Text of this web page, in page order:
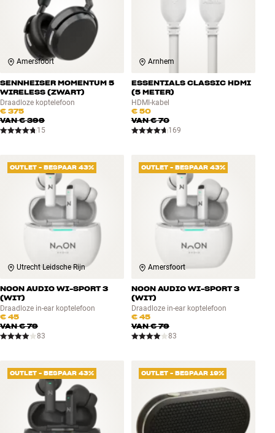
Amersfoort
SENNHEISER MOMENTUM 5
WIRELESS (ZWART)
Draadloze koptelefoon
€ 375
VAN€ 399
15
Arnhem
ESSENTIALS CLASSIC HDMI
(5 METER)
HDMI-kabel
€ 50
VAN€ 70
169
OUTLET - BESPAAR 43%
Utrecht Leidsche Rijn
NOON AUDIO WI-SPORT 3
(WIT)
Draadloze in-ear koptelefoon
€ 45
VAN€ 79
83
OUTLET - BESPAAR 43%
Amersfoort
NOON AUDIO WI-SPORT 3
(WIT)
Draadloze in-ear koptelefoon
€ 45
VAN€ 79
83
OUTLET - BESPAAR 43% OUTLET - BESPAAR 19%